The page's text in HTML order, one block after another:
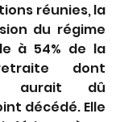
réunies, la
du régime
à 54% de la
dont
aurait dû
décédé. Elle